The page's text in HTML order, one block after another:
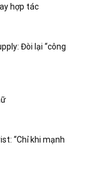
hợp tác
Đòi lại “công
“Chỉ khi mạnh